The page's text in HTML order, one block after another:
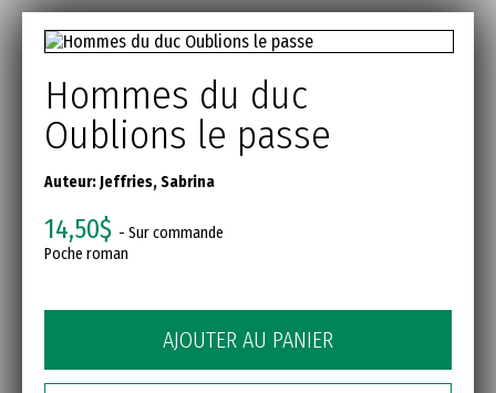
Hommes du duc
Oublions le passe
Auteur:Jeffries, Sabrina
14,50$ - Sur commande
Poche roman
AJOUTER AU PANIER